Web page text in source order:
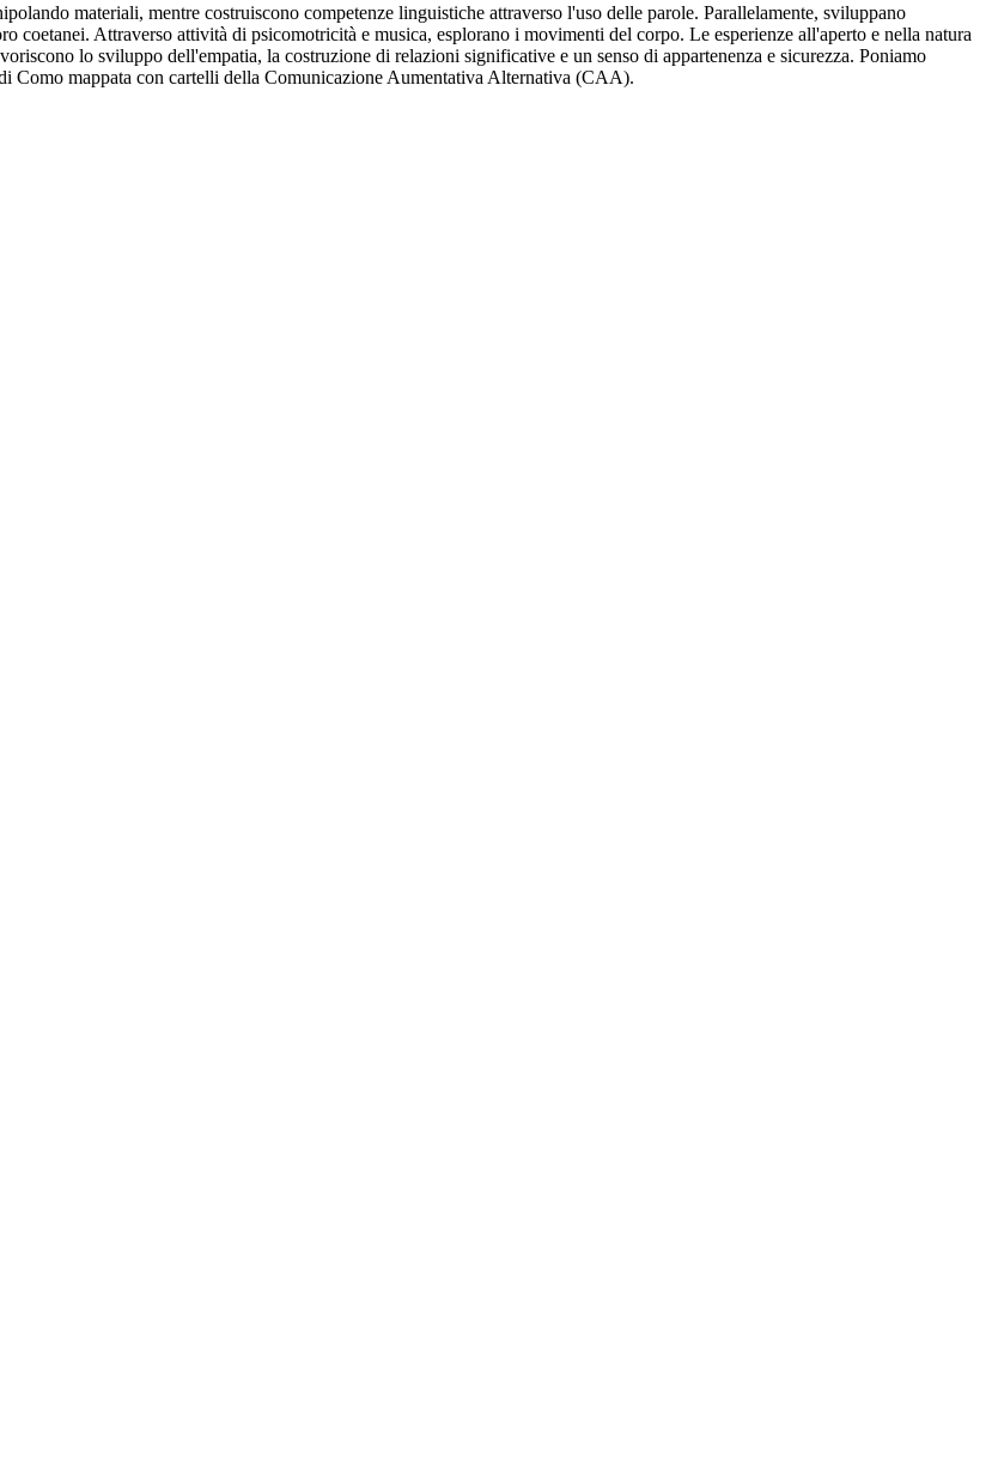
materiali, mentre costruiscono competenze linguistiche attraverso l'uso delle parole. Parallelamente, sviluppano
coetanei. Attraverso attività di psicomotricità e musica, esplorano i movimenti del corpo. Le esperienze all'aperto e nella natura
lo sviluppo dell'empatia, la costruzione di relazioni significative e un senso di appartenenza e sicurezza. Poniamo
Como mappata con cartelli della Comunicazione Aumentativa Alternativa (CAA).